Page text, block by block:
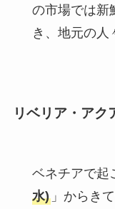
の市場では新
き、地元の人
リベリア・アク
ベネチアで起
水)」からき